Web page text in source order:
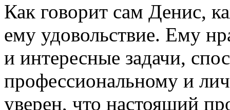
Как говорит сам Денис,
ему удовольствие. Ему
и интересные задачи,
профессиональному и
уверен, что настоящий